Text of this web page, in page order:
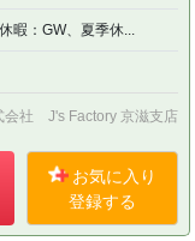
：GW、夏季休...
会社 J's Factory 京滋支店
お気に入り
登録する